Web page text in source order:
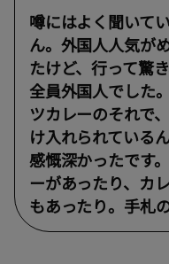
噂にはよく聞いて
ん。外国人人気が
たけど、行って驚
全員外国人でした
ツカレーのそれで
け入れられている
感慨深かったです
ーがあったり、カ
もあったり。手札